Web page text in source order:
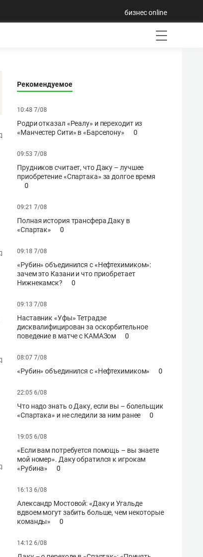
бизнес online
Рекомендуемое
10:48 7/08
Родри отказал «Реалу» и переходит из
«Манчестер Сити» в «Барселону»
0
09:53 7/08
Прудников считает, что Даку – лучшее
приобретение «Спартака» за долгое время
0
09:21 7/08
Полная история трансфера Даку в
«Спартак»
0
09:18 7/08
«Рубин» объединился с «Нефтехимиком»:
зачем это Казани и что приобретает
Нижнекамск?
0
09:13 7/08
Наставник «Уфы» Тетрадзе
дисквалифицирован за оскорбительное
поведение в матче с КАМАЗом
0
08:07 7/08
«Рубин» объединился с «Нефтехимиком» 0
22:05 6/08
Что надо знать о Даку, если вы – болельщик
«Спартака» и не следили за ним ранее
0
19:05 6/08
«Если вам потребуется помощь – вы знаете
мой номер». Даку обратился к игрокам
«Рубина»
0
16:13 6/08
Александр Мостовой: «Даку и Угальде
вдвоем могут забить больше, чем некоторые
команды»
0
14:12 6/08